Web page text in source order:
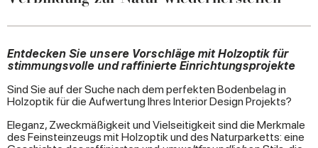
Entdecken Sie unsere Vorschläge mit Holzoptik für
stimmungsvolle und raffinierte Einrichtungsprojekte
Sind Sie auf der Suche nach dem perfekten Bodenbelag in
Holzoptik für die Aufwertung Ihres Interior Design Projekts?
Eleganz, Zweckmäßigkeit und Vielseitigkeit sind die Merkmale
des Feinsteinzeugs mit Holzoptik und des Naturparketts: eine